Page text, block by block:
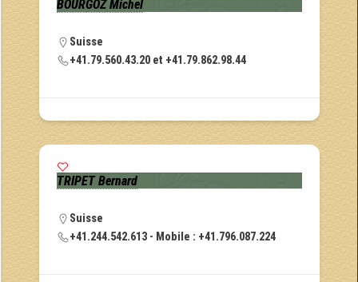
BOURGOZ Michel
Suisse
+41.79.560.43.20 et +41.79.862.98.44
TRIPET Bernard
Suisse
+41.244.542.613 - Mobile : +41.796.087.224